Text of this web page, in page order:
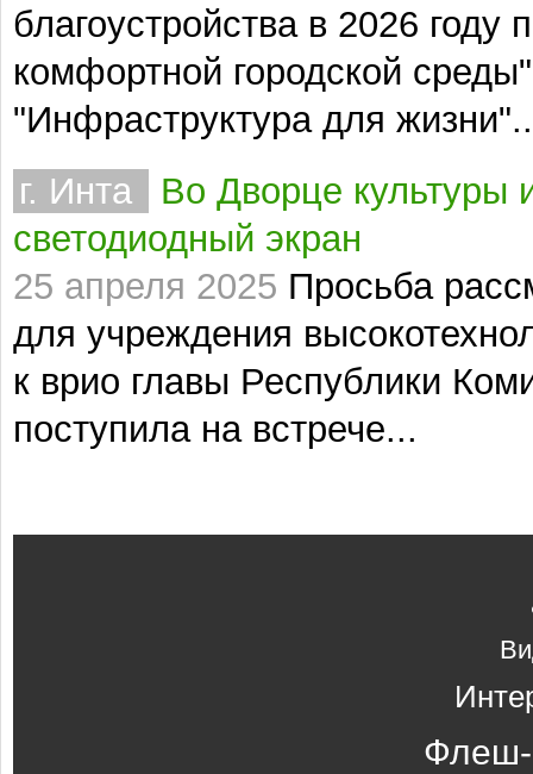
благоустройства в 2026
комфортной городской
"Инфраструктура для
г. Инта
Во Дворце культуры
светодиодный экран
25 апреля 2025 Просьба
для учреждения
к врио главы Республики
поступила на встрече...
Флеш-